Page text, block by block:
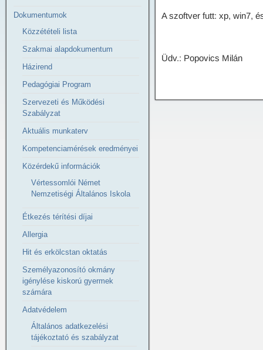
A szoftver futt: xp, win7,
Üdv.: Popovics Milán
Dokumentumok
Közzétételi lista
Szakmai alapdokumentum
Házirend
Pedagógiai Program
Szervezeti és Működési
Szabályzat
Aktuális munkaterv
Kompetenciamérések eredményei
Közérdekű információk
Vértessomlói Német
Nemzetiségi Általános Iskola
Étkezés térítési díjai
Allergia
Hit és erkölcstan oktatás
Személyazonosító okmány
igénylése kiskorú gyermek
számára
Adatvédelem
Általános adatkezelési
tájékoztató és szabályzat